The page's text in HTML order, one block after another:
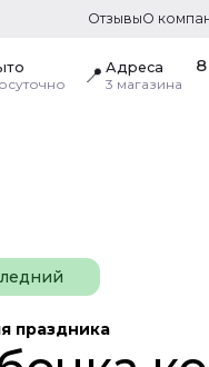
ОтзывыО
📍 Адреса
3 магазина
праздника